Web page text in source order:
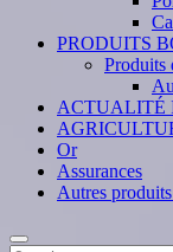
PRODUITS
Produits
ACTUALITÉ
Or
Assurances
Autres
Search